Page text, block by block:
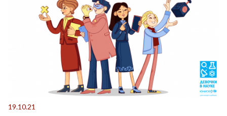
19.10.21